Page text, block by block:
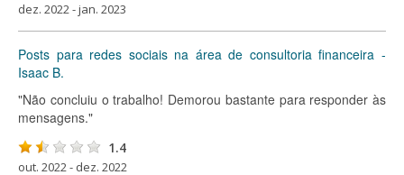
dez. 2022 - jan. 2023
Posts para redes sociais na área de consultoria financeira -
Isaac B.
"Não concluiu o trabalho! Demorou bastante para responder às
mensagens."
1.4
out. 2022 - dez. 2022